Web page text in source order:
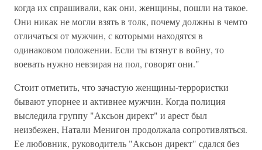
когда их спрашивали, как они, женщины, пошли на такое.
Они никак не могли взять в толк, почему должны в чемто
отличаться от мужчин, с которыми находятся в
одинаковом положении. Если ты втянут в войну, то
воевать нужно невзирая на пол, говорят они."
Стоит отметить, что зачастую женщины-террористки
бывают упорнее и активнее мужчин. Когда полиция
выследила группу "Аксьон директ" и арест был
неизбежен, Натали Менигон продолжала сопротивляться.
Ее любовник, руководитель "Аксьон директ" сдался без